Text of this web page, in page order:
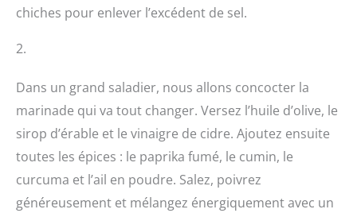
chiches pour enlever l’excédent de sel.
2.
Dans un grand saladier, nous allons concocter la
marinade qui va tout changer. Versez l’huile d’olive, le
sirop d’érable et le vinaigre de cidre. Ajoutez ensuite
toutes les épices : le paprika fumé, le cumin, le
curcuma et l’ail en poudre. Salez, poivrez
généreusement et mélangez énergiquement avec un